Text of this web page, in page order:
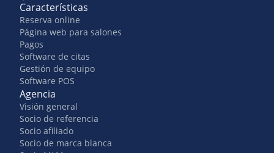
Características
Reserva online
Página web para salones
Pagos
Software de citas
Gestión de equipo
Software POS
Agencia
Visión general
Socio de referencia
Socio afiliado
Socio de marca blanca